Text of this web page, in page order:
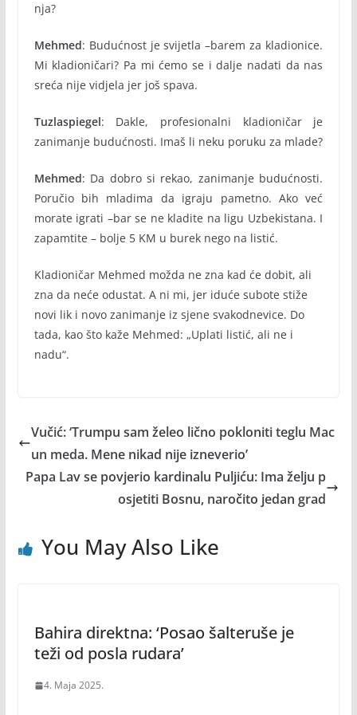
nja?
Mehmed: Budućnost je svijetla –barem za kladionice.
Mi kladioničari? Pa mi ćemo se i dalje nadati da nas
sreća nije vidjela jer još spava.
Tuzlaspiegel: Dakle, profesionalni kladioničar je
zanimanje budućnosti. Imaš li neku poruku za mlade?
Mehmed: Da dobro si rekao, zanimanje budućnosti.
Poručio bih mladima da igraju pametno. Ako već
morate igrati –bar se ne kladite na ligu Uzbekistana. I
zapamtite – bolje 5 KM u burek nego na listić.
Kladioničar Mehmed možda ne zna kad će dobit, ali
zna da neće odustat. A ni mi, jer iduće subote stiže
novi lik i novo zanimanje iz sjene svakodnevice. Do
tada, kao što kaže Mehmed: „Uplati listić, ali ne i
nadu“.
Vučić: ‘Trumpu sam želeo lično pokloniti teglu Mac
un meda. Mene nikad nije izneverio’
Papa Lav se povjerio kardinalu Puljiću: Ima želju p
osjetiti Bosnu, naročito jedan grad
You May Also Like
Bahira direktna: ‘Posao šalteruše je
teži od posla rudara’
4. Maja 2025.